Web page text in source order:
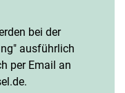
bei der
ausführlich
per Email an